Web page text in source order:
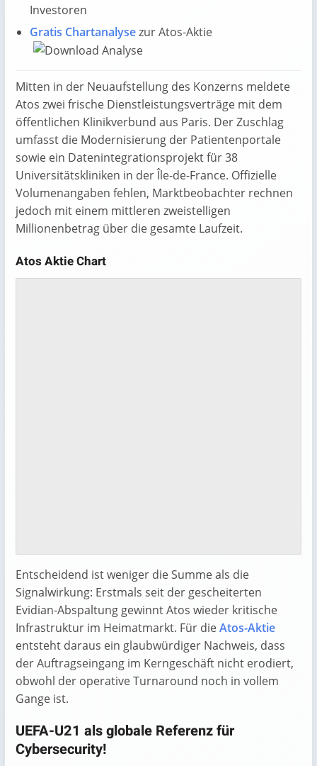
Investoren
Gratis Chartanalysezur Atos-Aktie
Mitten in der Neuaufstellung des Konzerns meldete
Atos zwei frische Dienstleistungs­verträge mit dem
öffentlichen Klinikverbund aus Paris. Der Zuschlag
umfasst die Modernisierung der Patientenportale
sowie ein Datenintegrations­projekt für 38
Universitätskliniken in der Île-de-France. Offizielle
Volumenangaben fehlen, Marktbeobachter rechnen
jedoch mit einem mittleren zweistelligen
Millionenbetrag über die gesamte Laufzeit.
Atos Aktie Chart
Entscheidend ist weniger die Summe als die
Signalwirkung: Erstmals seit der gescheiterten
Evidian-Abspaltung gewinnt Atos wieder kritische
Infrastruktur im Heimatmarkt. Für dieAtos-Aktie
entsteht daraus ein glaubwürdiger Nachweis, dass
der Auftragseingang im Kerngeschäft nicht erodiert,
obwohl der operative Turnaround noch in vollem
Gange ist.
UEFA-U21 als globale Referenz für
Cybersecurity!